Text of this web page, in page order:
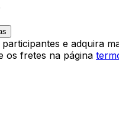
e adquira
os fretes na página